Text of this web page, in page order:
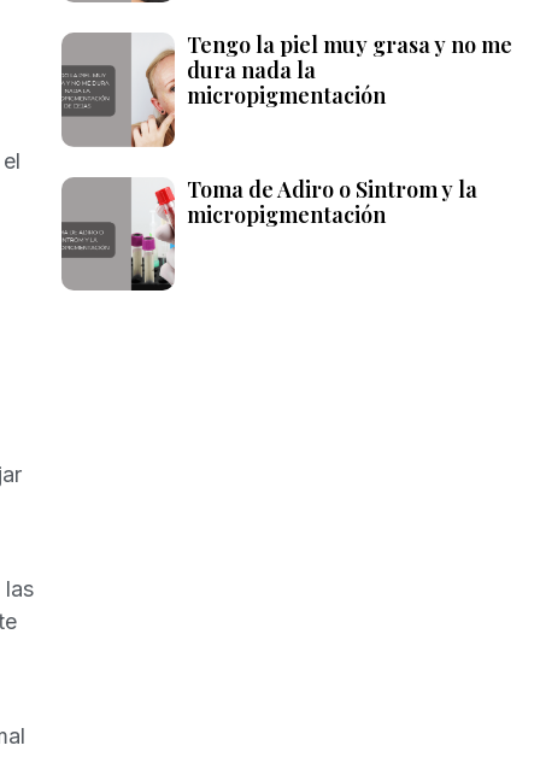
las
Tengo la piel muy grasa y no me
dura nada la
micropigmentación
Toma de Adiro o Sintrom y la
micropigmentación